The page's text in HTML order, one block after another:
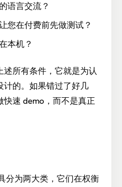
语言交流？
您在付费前先做测试？
本机？
所有条件，它就是为认
计的。如果错过了好几
速 demo，而不是真正
分为两大类，它们在权衡